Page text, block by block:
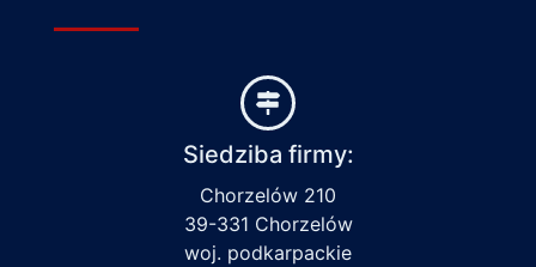
Siedziba firmy:
Chorzelów 210
39-331 Chorzelów
woj. podkarpackie